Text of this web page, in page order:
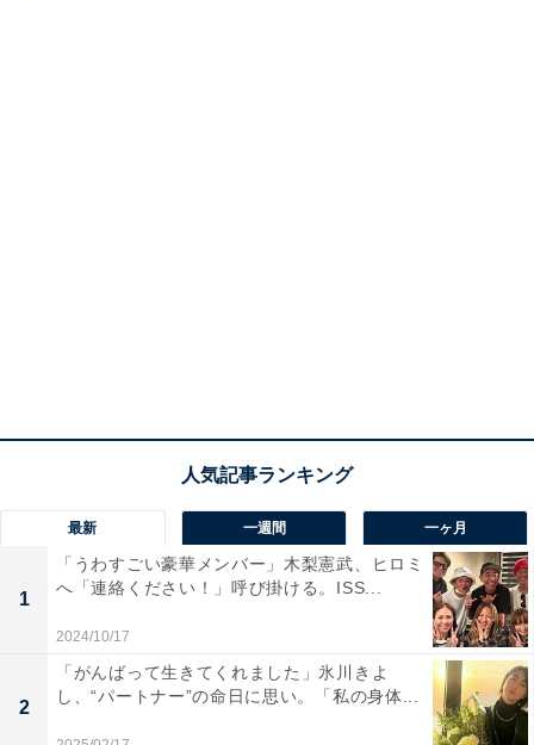
最新 一週間 一ヶ月
1
「うわすごい豪華メンバー」木梨憲武、ヒロミ
へ「連絡ください！」呼び掛ける。ISS...
2024/10/17
2
「がんばって生きてくれました」氷川きよ
し、“パートナー”の命日に思い。「私の身体...